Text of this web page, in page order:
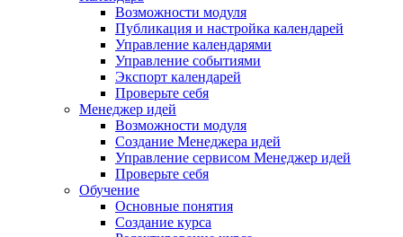
Возможности модуля
Публикация и настройка календарей
Управление календарями
Управление событиями
Экспорт календарей
Проверьте себя
Менеджер идей
Возможности модуля
Создание Менеджера идей
Управление сервисом Менеджер идей
Проверьте себя
Обучение
Основные понятия
Создание курса